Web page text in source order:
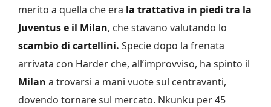
merito a quella che era la trattativa in piedi tra la
Juventus e il Milan, che stavano valutando lo
scambio di cartellini. Specie dopo la frenata
arrivata con Harder che, all’improvviso, ha spinto il
Milan a trovarsi a mani vuote sul centravanti,
dovendo tornare sul mercato. Nkunku per 45